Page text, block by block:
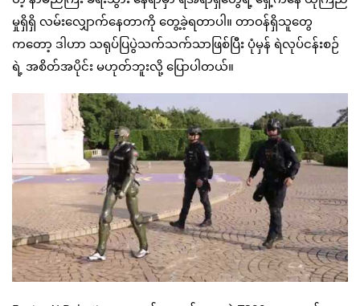
မှုရှိရှိ လမ်းလျှောက်နေတာကို တွေ့ခဲ့ရတာပါ။ တာဝန်ရှိသူတွေ
ကတော့ ဒါဟာ သရုပ်ပြပွဲသက်သက်သာဖြစ်ပြီး ပုံမှန် ရဲလုပ်ငန်းစဉ်
ရဲ့ အစိတ်အပိုင်း မဟုတ်ဘူးလို့ ပြောပါတယ်။